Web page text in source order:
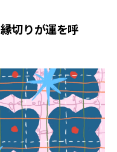
切りが運を呼